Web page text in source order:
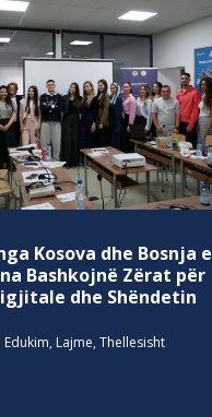
Kosova dhe Bosnja e
Bashkojnë Zërat për
dhe Shëndetin
Edukim, Lajme, Thellesisht